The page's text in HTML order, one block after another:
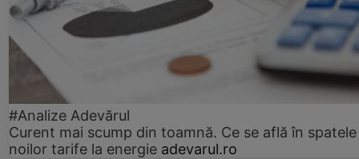
#Analize Adevărul
Curent mai scump din toamnă. Ce se află în spatele
noilor tarife la energie adevarul.ro